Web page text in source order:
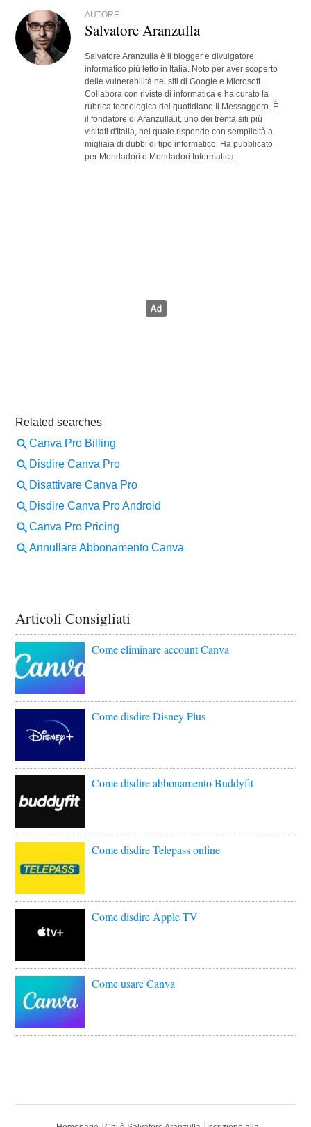
AUTORE
Salvatore Aranzulla
Salvatore Aranzulla è il blogger e divulgatore
informatico più letto in Italia. Noto per aver scoperto
delle vulnerabilità nei siti di Google e Microsoft.
Collabora con riviste di informatica e ha curato la
rubrica tecnologica del quotidiano Il Messaggero. È
il fondatore di Aranzulla.it, uno dei trenta siti più
visitati d'Italia, nel quale risponde con semplicità a
migliaia di dubbi di tipo informatico. Ha pubblicato
per Mondadori e Mondadori Informatica.
Articoli Consigliati
Come eliminare account Canva
Come disdire Disney Plus
Come disdire abbonamento Buddyfit
Come disdire Telepass online
Come disdire Apple TV
Come usare Canva